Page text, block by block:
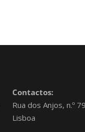
Contactos:
Rua dos Anjos, n.º
Lisboa